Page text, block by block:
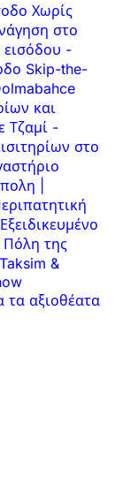
Χωρίς
στο
εισόδου -
Skip-the-
και
Τζαμί -
στο
|
Πόλη της
&
τα αξιοθέατα